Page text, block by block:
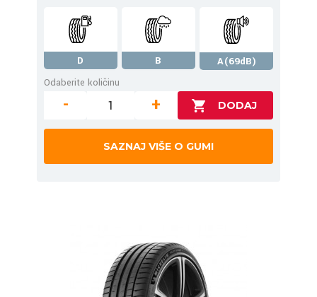
D B
A(69dB)
Odaberite količinu
- +
SAZNAJ VIŠE O GUMI